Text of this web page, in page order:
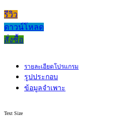
รีวิว
ดาวน์โหลด
สั่งซื้อ
รายละเอียดโปรแกรม
รูปประกอบ
ข้อมูลจำเพาะ
Text Size